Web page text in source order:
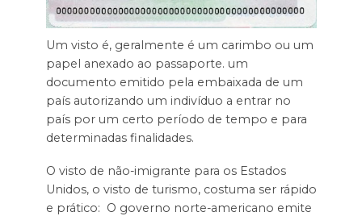
Um visto é, geralmente é um carimbo ou um
papel anexado ao passaporte. um
documento emitido pela embaixada de um
país autorizando um indivíduo a entrar no
país por um certo período de tempo e para
determinadas finalidades.
O visto de não-imigrante para os Estados
Unidos, o visto de turismo, costuma ser rápido
e prático: O governo norte-americano emite